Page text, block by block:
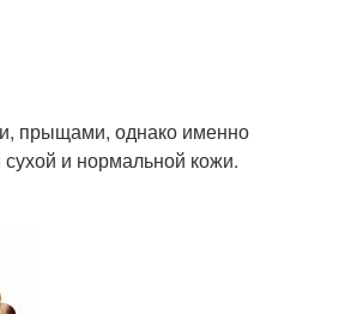
прыщами, однако именно
и нормальной кожи.